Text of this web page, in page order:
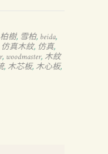
柏樹, 雪柏, beida,
仿真木紋, 仿真,
, woodmaster, 木紋
, 木芯板, 木心板,